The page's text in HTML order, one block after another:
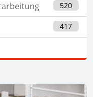
520
417